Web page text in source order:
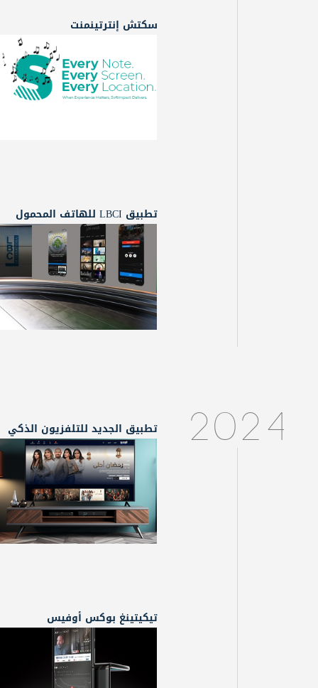
سكتش إنترتينمنت
تطبيق LBCI للهاتف المحمول
2024 تطبيق الجديد للتلفزيون الذكي
تيكيتينغ بوكس أوفيس